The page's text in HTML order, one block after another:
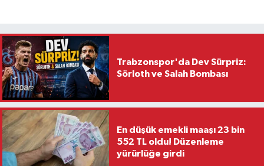
Trabzonspor'da Dev Sürpriz:
Sörloth ve Salah Bombası
En düşük emekli maaşı 23 bin
552 TL oldu! Düzenleme
yürürlüğe girdi